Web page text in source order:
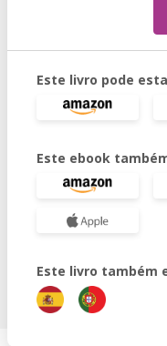
Este livro pode
Este ebook
Este livro também